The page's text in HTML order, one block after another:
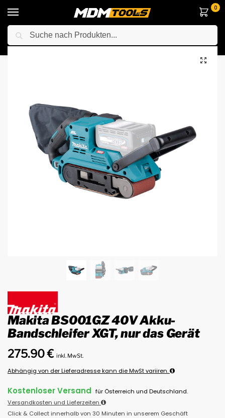
0
Startseite / Elektrowerkzeuge / Anderes Elektrowerkzeuge
Makita BS001GZ 40V Akku-
Bandschleifer XGT, nur das Gerät
275.90€ inkl. MwSt.
Abhängig von der Lieferadresse kann die MwSt variiren.
Kostenloser Versand für Österreich und Deutschland.
Versandkosten und Lieferzeiten
Click & Collect innerhalb von 30 Minuten in unserem Geschäft